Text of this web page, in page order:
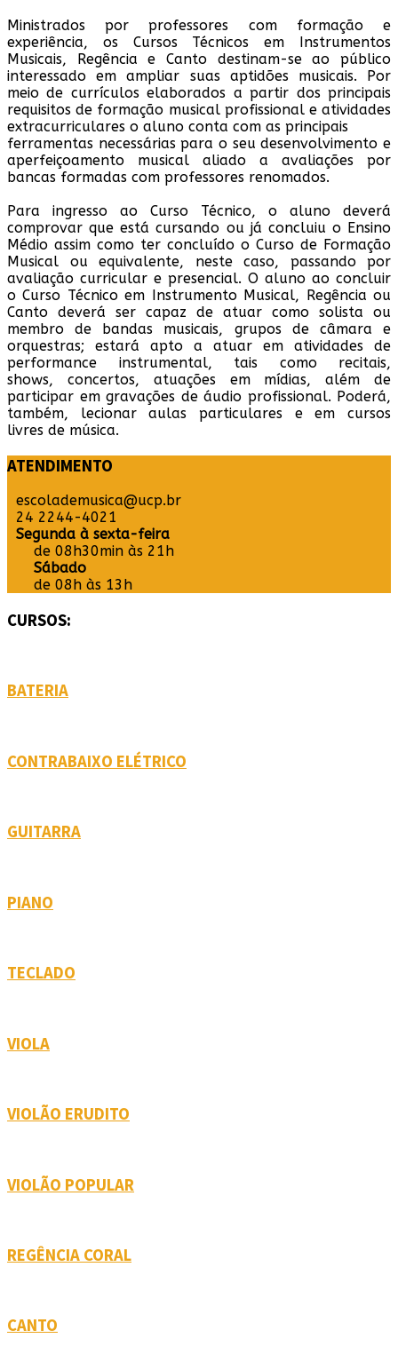
Ministrados por professores com formação e
experiência, os Cursos Técnicos em Instrumentos
Musicais, Regência e Canto destinam-se ao público
interessado em ampliar suas aptidões musicais. Por
meio de currículos elaborados a partir dos principais
requisitos de formação musical profissional e atividades
extracurriculares o aluno conta com as principais
ferramentas necessárias para o seu desenvolvimento e
aperfeiçoamento musical aliado a avaliações por
bancas formadas com professores renomados.
Para ingresso ao Curso Técnico, o aluno deverá
comprovar que está cursando ou já concluiu o Ensino
Médio assim como ter concluído o Curso de Formação
Musical ou equivalente, neste caso, passando por
avaliação curricular e presencial. O aluno ao concluir
o Curso Técnico em Instrumento Musical, Regência ou
Canto deverá ser capaz de atuar como solista ou
membro de bandas musicais, grupos de câmara e
orquestras; estará apto a atuar em atividades de
performance instrumental, tais como recitais,
shows, concertos, atuações em mídias, além de
participar em gravações de áudio profissional. Poderá,
também, lecionar aulas particulares e em cursos
livres de música.
ATENDIMENTO
escolademusica@ucp.br
24 2244-4021
Segunda à sexta-feira
de 08h30min às 21h
Sábado
de 08h às 13h
CURSOS:
BATERIA
CONTRABAIXO ELÉTRICO
GUITARRA
PIANO
TECLADO
VIOLA
VIOLÃO ERUDITO
VIOLÃO POPULAR
REGÊNCIA CORAL
CANTO